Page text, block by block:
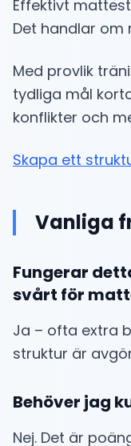
Effektivt
Det handlar
Med provlik
tydliga mål
konflikter och
Skapa ett
Vanliga
Fungerar
svårt för
Ja – ofta extra
struktur är
Behöver jag
Nej. Det är